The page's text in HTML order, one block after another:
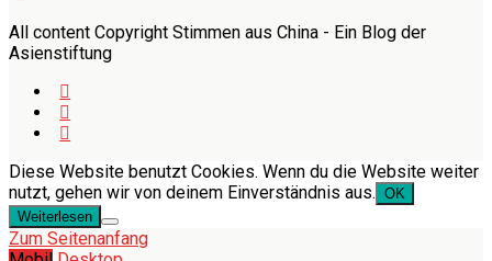
All content Copyright Stimmen aus China - Ein Blog der
Asienstiftung
Diese Website benutzt Cookies. Wenn du die Website weiter
nutzt, gehen wir von deinem Einverständnis aus. OK
Weiterlesen
Zum Seitenanfang